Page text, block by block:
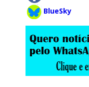
BlueSky